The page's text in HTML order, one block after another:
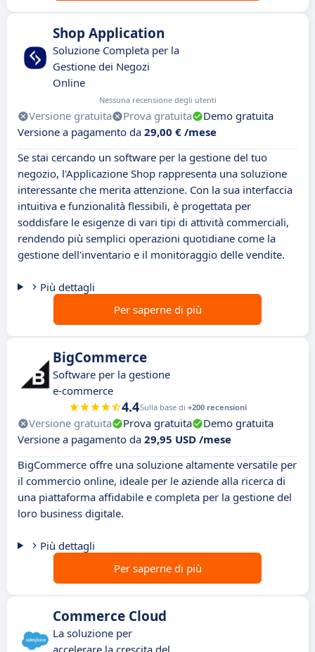
Shop Application
Soluzione Completa per la
Gestione dei Negozi
Online
Nessuna recensione degli utenti
Versione gratuita Prova gratuita
Demo gratuita
Versione a pagamento da 29,00 € /mese
Se stai cercando un software per la gestione del tuo
negozio, l'Applicazione Shop rappresenta una soluzione
interessante che merita attenzione. Con la sua interfaccia
intuitiva e funzionalità flessibili, è progettata per
soddisfare le esigenze di vari tipi di attività commerciali,
rendendo più semplici operazioni quotidiane come la
gestione dell'inventario e il monitoraggio delle vendite.
Più dettagli
Per saperne di più
BigCommerce
Software per la gestione
e-commerce
4.4Sulla base di +200 recensioni
Versione gratuita Prova gratuita
Demo gratuita
Versione a pagamento da 29,95 USD /mese
BigCommerce offre una soluzione altamente versatile per
il commercio online, ideale per le aziende alla ricerca di
una piattaforma affidabile e completa per la gestione del
loro business digitale.
Più dettagli
Per saperne di più
Commerce Cloud
La soluzione per